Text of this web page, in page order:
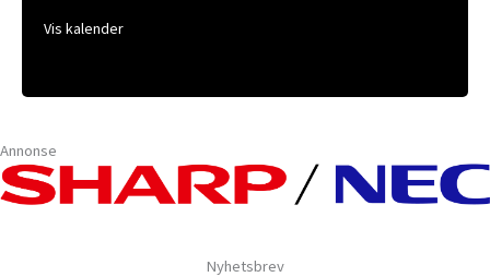
Vis kalender
Annonse
Nyhetsbrev